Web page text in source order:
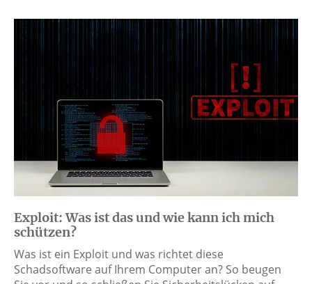
Exploit: Was ist das und wie kann ich mich
schützen?
Was ist ein Exploit und was richtet diese
Schadsoftware auf Ihrem Computer an? So beugen